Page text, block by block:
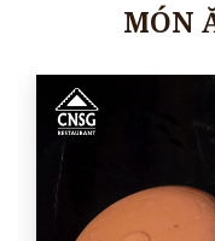
MÓN